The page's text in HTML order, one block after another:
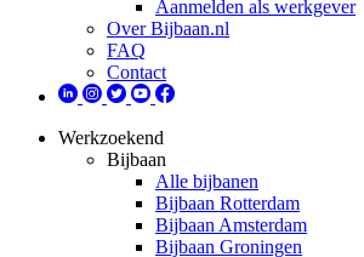
Aanmelden als werkgever
Over Bijbaan.nl
FAQ
Contact
Werkzoekend
Bijbaan
Alle bijbanen
Bijbaan Rotterdam
Bijbaan Amsterdam
Bijbaan Groningen